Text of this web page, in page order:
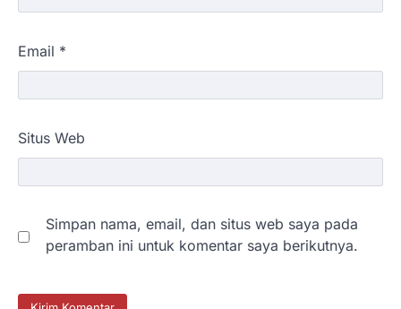
Email *
Situs Web
Simpan nama, email, dan situs web saya pada
peramban ini untuk komentar saya berikutnya.